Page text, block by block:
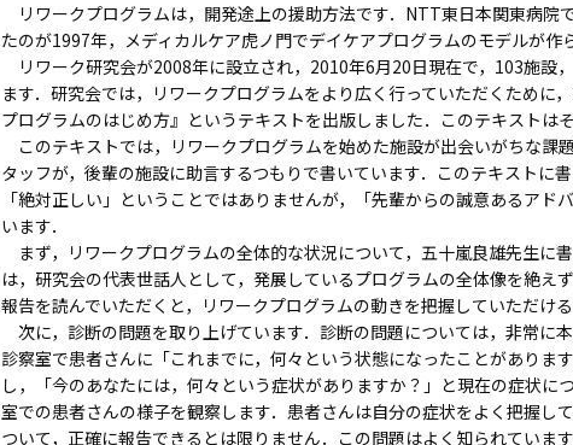
リワークプログラムは，開発途上の援助方法です．NTT東日本関東病院
たのが1997年，メディカルケア虎ノ門でデイケアプログラムのモデルが作
リワーク研究会が2008年に設立され，2010年6月20日現在で，103施設
ます．研究会では，リワークプログラムをより広く行っていただくために
プログラムのはじめ方』というテキストを出版しました．このテキストは
このテキストでは，リワークプログラムを始めた施設が出会いがちな課
タッフが，後輩の施設に助言するつもりで書いています．このテキストに
「絶対正しい」ということではありませんが，「先輩からの誠意あるアド
います．
まず，リワークプログラムの全体的な状況について，五十嵐良雄先生に
は，研究会の代表世話人として，発展しているプログラムの全体像を絶え
報告を読んでいただくと，リワークプログラムの動きを把握していただける
次に，診断の問題を取り上げています．診断の問題については，非常に
診察室で患者さんに「これまでに，何々という状態になったことがありま
し，「今のあなたには，何々という症状がありますか？」と現在の症状に
室での患者さんの様子を観察します．患者さんは自分の症状をよく把握し
ついて，正確に報告できるとは限りません．この問題はよく知られていま